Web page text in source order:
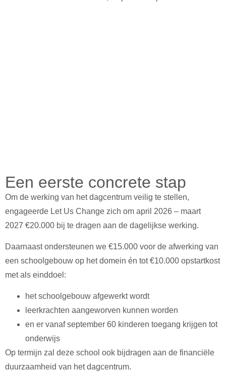
Een eerste concrete stap
Om de werking van het dagcentrum veilig te stellen,
engageerde Let Us Change zich om april 2026 – maart
2027 €20.000 bij te dragen aan de dagelijkse werking.
Daarnaast ondersteunen we €15.000 voor de afwerking van
een schoolgebouw op het domein én tot€10.000 opstartkost
met als einddoel:
het schoolgebouw afgewerkt wordt
leerkrachten aangeworven kunnen worden
en er vanaf september 60 kinderen toegang krijgen tot
onderwijs
Op termijn zal deze school ook bijdragen aan de financiële
duurzaamheid van het dagcentrum.